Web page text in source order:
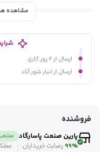
مشاهده
ارسال از ۲ روز کاری
ارسال از انبار شور آباد
فروشنده
پارین صنعت پاسارگاد
99% رضایت خریداران